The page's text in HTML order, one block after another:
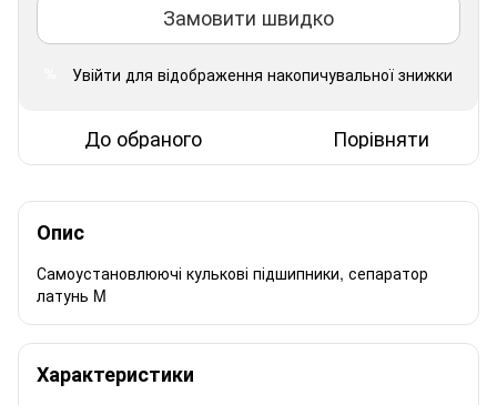
Замовити швидко
Увійти для відображення накопичувальної знижки
До обраного Порівняти
Опис
Самоустановлюючі кулькові підшипники, сепаратор
латунь M
Характеристики